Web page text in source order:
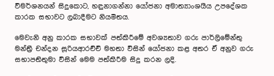
විමර්ශනයන් සිදුකොට, හඳුනාගන්නා යෝජනා අමාත්‍යාංශයීය උපදේශක
කාරක සභාවට ලබාදීමට නියමිතය.
මෙවැනි අනු කාරක සභාවක් පත්කිරීමේ අවශ්‍යතාව ගරු පාර්ලිමේන්තු
මන්ත්‍රී චන්දන සූරියආරච්චි මහතා විසින් යෝජනා කළ අතර ඒ අනුව ගරු
සභාපතිතුමා විසින් මෙම පත්කිරීම සිදු කරන ලදි.